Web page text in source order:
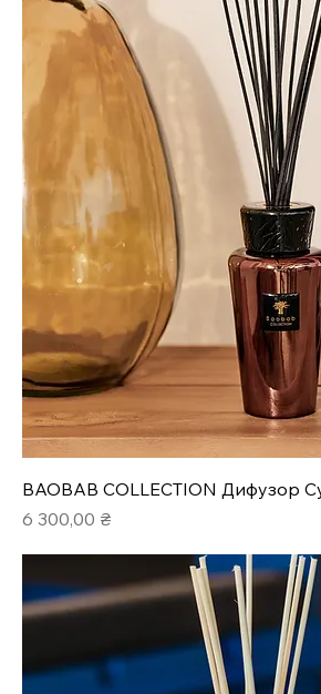
BAOBAB COLLECTION Дифузор
Ціна
6 300,00 ₴